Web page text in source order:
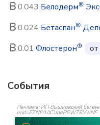
0.043 Белодерм®
0.024 Бетаспан®
0.01 Флостерон®
События
Реклама: ИП Вышковский
erid=F7NfYUJCUneP5W78VwNF